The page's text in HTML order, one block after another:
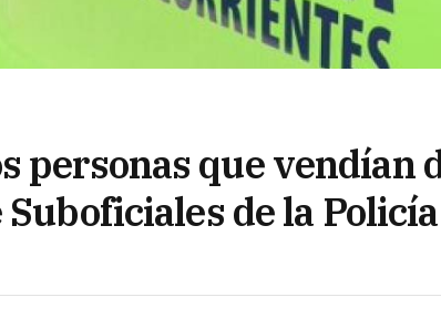
personas que vendían
Suboficiales de la Policía